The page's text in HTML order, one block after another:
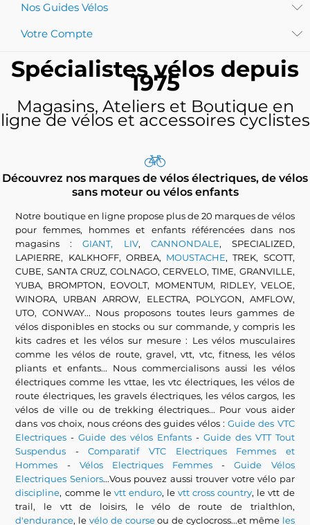
Nos Guides Vélos
Votre Compte
Spécialistes vélos depuis
1975
Magasins, Ateliers et Boutique en
ligne de vélos et accessoires cyclistes
Découvrez nos marques de vélos électriques, de vélos
sans moteur ou vélos enfants
Notre boutique en ligne propose plus de 20 marques de vélos
pour femmes, hommes et enfants référencées dans nos
magasins :GIANT, LIV, CANNONDALE, SPECIALIZED,
LAPIERRE, KALKHOFF, ORBEA, MOUSTACHE, TREK, SCOTT,
CUBE, SANTA CRUZ, COLNAGO, CERVELO, TIME, GRANVILLE,
YUBA, BROMPTON, EOVOLT, MOMENTUM, RIDLEY, VELOE,
WINORA, URBAN ARROW, ELECTRA, POLYGON, AMFLOW,
UTO, CONWAY... Nous proposons toutes leurs gammes de
vélos disponibles en stocks ou sur commande, y compris les
kits cadres et les vélos sur mesure : Les vélos musculaires
comme les vélos de route, gravel, vtt, vtc, fitness, les vélos
pliants et enfants... Nous commercialisons aussi les vélos
électriques comme les vttae, les vtc électriques, les vélos de
route électriques, les gravels électriques, les vélos cargos, les
vélos de ville ou de trekking électriques... Pour vous aider
dans vos choix, nous créons des guides vélos :Guide des VTC
Electriques -Guide des vélos Enfants - Guide des VTT Tout
Suspendus -Comparatif VTC Electriques Femmes et
Hommes - Vélos Electriques Femmes -Guide Vélos
Electriques Seniors...Vous pouvez aussi trouver votre vélo par
discipline, comme le vtt enduro, levtt cross country, le vtt de
trail, le vtt de loisirs, le vélo de route de trialthlon,
d'endurance, levélo de courseou de cyclocross...et même les